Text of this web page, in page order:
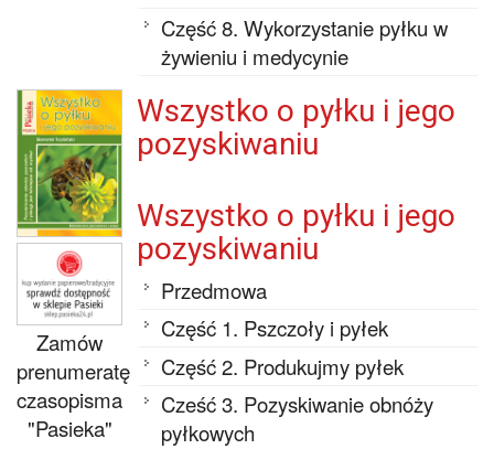
Część 8. Wykorzystanie pyłku w
żywieniu i medycynie
Zamów
prenumeratę
czasopisma
"Pasieka"
Wszystko o pyłku i jego
pozyskiwaniu
Wszystko o pyłku i jego
pozyskiwaniu
Przedmowa
Część 1. Pszczoły i pyłek
Część 2. Produkujmy pyłek
Cześć 3. Pozyskiwanie obnóży
pyłkowych